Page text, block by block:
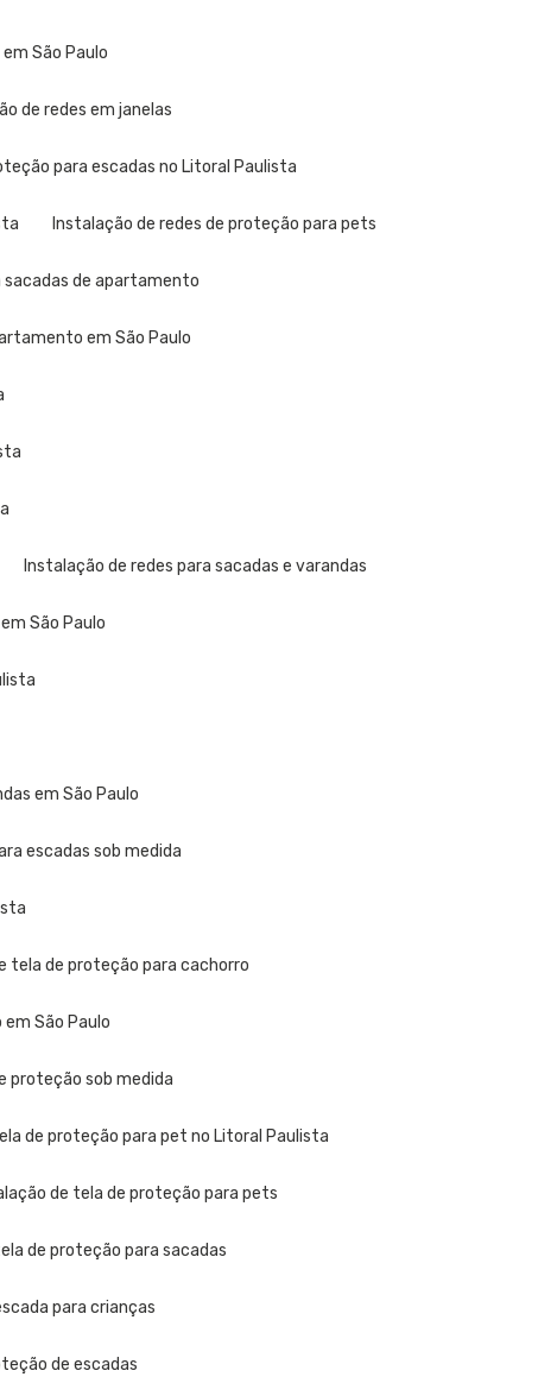
São Paulo
de redes em janelas
para escadas no Litoral Paulista
Instalação de redes de proteção para pets
sacadas de apartamento
em São Paulo
Instalação de redes para sacadas e varandas
São Paulo
em São Paulo
escadas sob medida
tela de proteção para cachorro
São Paulo
proteção sob medida
de proteção para pet no Litoral Paulista
de tela de proteção para pets
de proteção para sacadas
para crianças
de escadas